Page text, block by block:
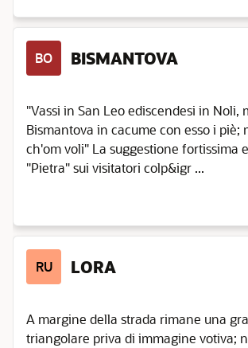
BO BISMANTOVA
"Vassi in San Leo ediscendesi in Noli,
Bismantova in cacume con esso i piè;
ch'om voli" La suggestione fortissima
"Pietra" sui visitatori colp&igr ...
RU LORA
A margine della strada rimane una
triangolare priva di immagine votiva;